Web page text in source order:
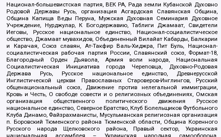
Национал-большевистская партия, ВЕК РА, Рада земли Кубанской Духовно
Родовой Державы Русь, организация Асгардская Славянская Община,
Община Капища Веды Перуна, Мужская Духовная Семинария Духовное
Учреждение, Нурджулар, К Богодержавию, Таблиги Джамаат, Свидетели
Иеговы, Русское национальное единство, Национал-социалистическое
общество, Джамаат мувахидов, Объединенный Вилайат Кабарды, Балкарии
и Карачая, Союз славян, Ат-Такфир Валь-Хиджра, Пит Буль, Национал-
социалистическая рабочая партия России, Славянский союз, Формат-18,
Благородный Орден Дьявола, Армия воли народа, Национальная
Социалистическая Инициатива города Череповца, Духовно-Родовая
Держава Русь, Русское национальное единство, Древнерусской
Инглистической церкви Православных Староверов-Инглингов, Русский
общенациональный союз, Движение против нелегальной иммиграции,
Кровь и Честь, О свободе совести и о религиозных объединениях, Омская
организация общественного политического движения Русское
национальное единство, Северное Братство, Клуб Болельщиков Футбольного
Клуба Динамо, Файзрахманисты, Мусульманская религиозная организация
п. Боровский Тюменского района Тюменской области, Община Коренного
Русского народа Щелковского района, Правый сектор, Украинская
национальная ассамблея – Украинская народная самооборона,